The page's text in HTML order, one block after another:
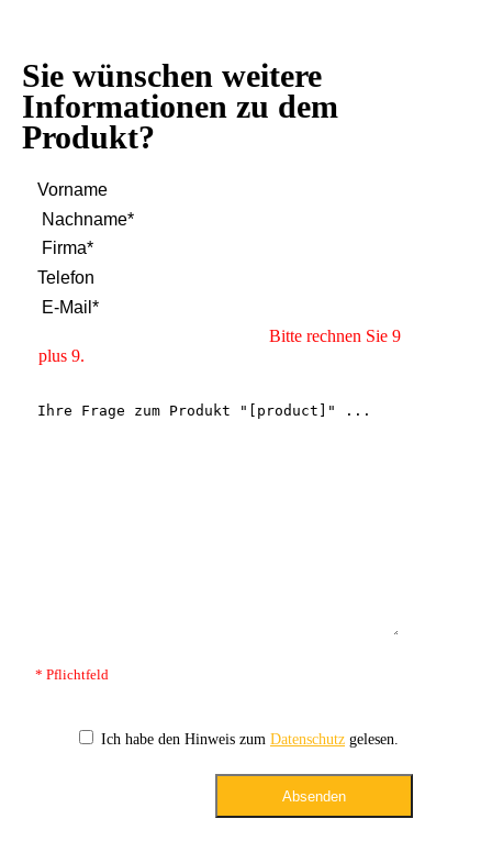
Sie wünschen weitere
Informationen zu dem
Produkt?
Bitte rechnen Sie 9
plus 9.
* Pflichtfeld
Ich habe den Hinweis zum Datenschutz gelesen.
Absenden